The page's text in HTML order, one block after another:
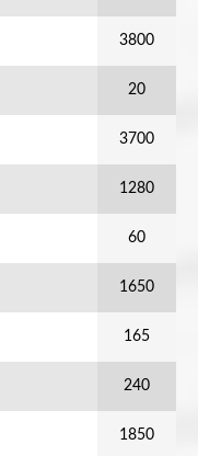
3800
20
3700
1280
60
1650
165
240
1850